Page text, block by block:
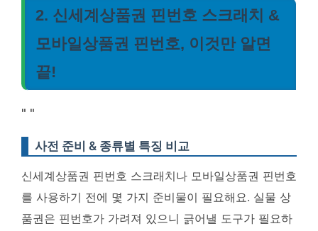
2. 신세계상품권 핀번호 스크래치 &
모바일상품권 핀번호, 이것만 알면
끝!
" "
사전 준비 & 종류별 특징 비교
신세계상품권 핀번호 스크래치나 모바일상품권 핀번호
를 사용하기 전에 몇 가지 준비물이 필요해요. 실물 상
품권은 핀번호가 가려져 있으니 긁어낼 도구가 필요하